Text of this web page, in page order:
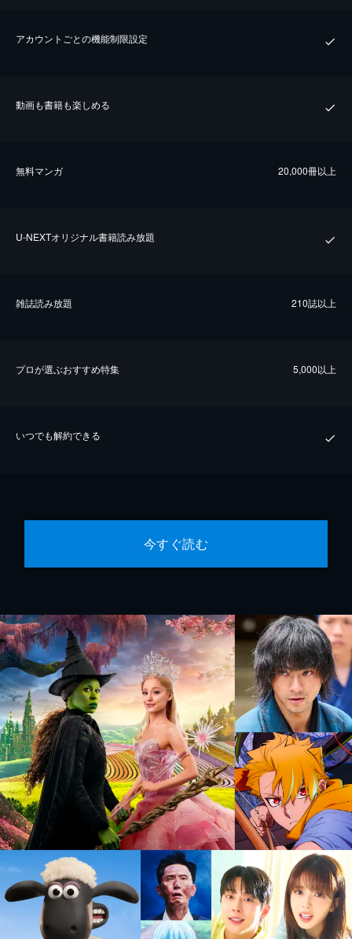
アカウントごとの機能制限設定
動画も書籍も楽しめる
無料マンガ 20,000冊以上
U-NEXTオリジナル書籍読み放題
雑誌読み放題 210誌以上
プロが選ぶおすすめ特集 5,000以上
いつでも解約できる
今すぐ読む